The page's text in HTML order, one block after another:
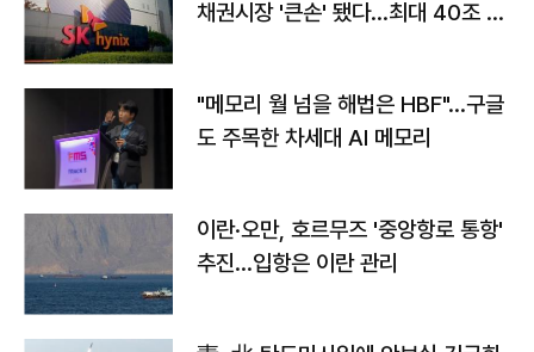
채권시장 '큰손' 됐다…최대 40조 투
"메모리 월 넘을 해법은 HBF"…구글
도 주목한 차세대 AI 메모리
이란·오만, 호르무즈 '중앙항로 통항'
추진…입항은 이란 관리